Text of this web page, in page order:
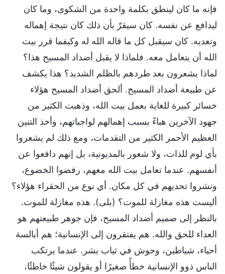
فإنه ما كان لينطق بكلمة واحدة من الشكوى، وما كان
ليدافع عن نفسه. كان سيقرّ بأن ذلك كان نتيجة إهماله
وتعديه. كان سيقبل كل ما قاله الله له وكيفما قرر بيت
الله أن يتعامل معه. فلماذا لا يقبل أضداد المسيح هذا؟
لماذا يشعرون بعد طردهم بالظلم الشديد؟ هذا يكشف
عن طبيعة أضداد المسيح. ألحق أضداد المسيح هؤلاء
خسائر كبيرة للغاية بعمل بيت الله، وذهبت الكثير من
جهود الآخرين هباءً بسبب إهمالهم لواجباتهم، وأخذ التنين
العظيم الأحمر الكثير من التقدمات، ومع ذلك لم يشعروا
بأي لوم للذات، ولا شعور بالمديونية، بل إنهم دافعوا عن
أنفسهم. عندما تعامل بيت الله معهم، رفضوا الخضوع،
ونشروا تحديهم في كل مكان. أي نوع من الحقراء هؤلاء؟
أليست هذه مغازلة للموت؟ (بلى). هذه مغازلة للموت.
بالنظر إلى صميم أضداد المسيح، فإن جوهر طبيعتهم هو
العداء للحق والله. هم يفتقرون إلى الإنسانية؛ هم أبالسة
أحياء، شياطين، وحوش في ثياب بشر. عندما يرتكب
الناس ذوو الإنسانية خطأً صغيرًا أو يقولون شيئًا خاطئًا،